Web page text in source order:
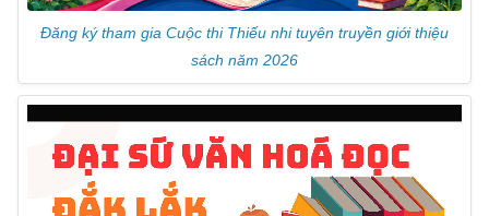
Đăng ký tham gia Cuộc thi Thiếu nhi tuyên truyền giới thiệu
sách năm 2026